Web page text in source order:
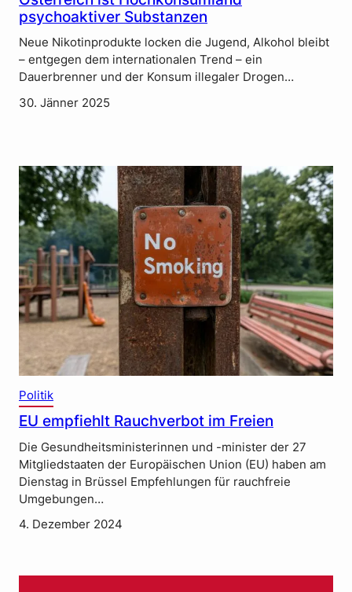
psychoaktiver Substanzen
Neue Nikotinprodukte locken die Jugend, Alkohol bleibt
– entgegen dem internationalen Trend – ein
Dauerbrenner und der Konsum illegaler Drogen…
30. Jänner 2025
Politik
EU empfiehlt Rauchverbot im Freien
Die Gesundheitsministerinnen und -minister der 27
Mitgliedstaaten der Europäischen Union (EU) haben am
Dienstag in Brüssel Empfehlungen für rauchfreie
Umgebungen…
4. Dezember 2024